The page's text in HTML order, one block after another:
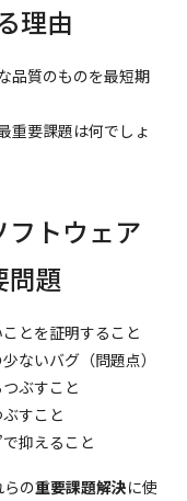
理由
品質のものを最短期
重要課題は何でしょ
トウェア
問題
とを証明すること
ないバグ（問題点）
ぶすこと
すこと
抑えること
らの重要課題解決に使